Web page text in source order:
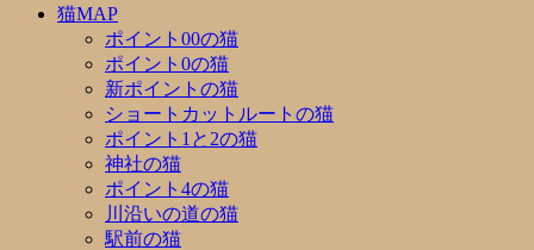
猫MAP
ポイント00の猫
ポイント0の猫
新ポイントの猫
ショートカットルートの猫
ポイント1と2の猫
神社の猫
ポイント4の猫
川沿いの道の猫
駅前の猫